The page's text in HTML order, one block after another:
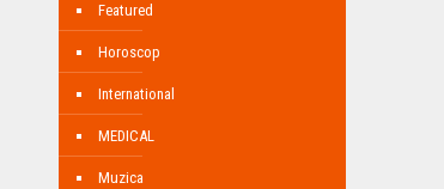
Featured
Horoscop
International
MEDICAL
Muzica